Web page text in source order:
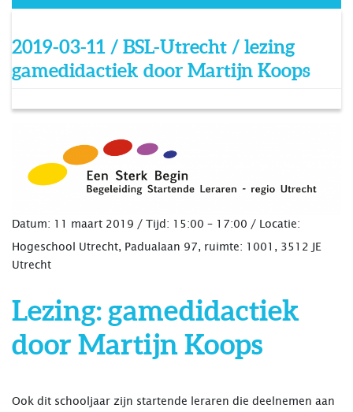
2019-03-11 / BSL-Utrecht / lezing
gamedidactiek door Martijn Koops
Datum: 11 maart 2019 / Tijd: 15:00 – 17:00 / Locatie:
Hogeschool Utrecht, Padualaan 97, ruimte: 1001, 3512 JE
Utrecht
Lezing: gamedidactiek
door Martijn Koops
Ook dit schooljaar zijn startende leraren die deelnemen aan